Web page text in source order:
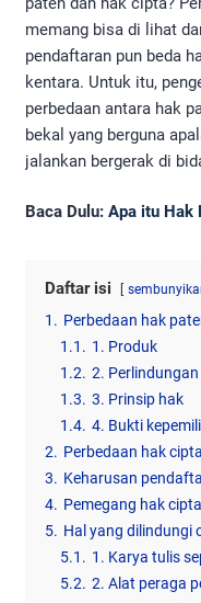
memang bisa di lihat
pendaftaran pun beda
kentara. Untuk itu,
perbedaan antara hak
bekal yang berguna
jalankan bergerak di
Baca Dulu: Apa itu Hak
Daftar isi
1. Perbedaan hak
1.1. 1. Produk
1.2. 2. Perlindungan
1.3. 3. Prinsip hak
1.4. 4. Bukti
2. Perbedaan hak
3. Keharusan
4. Pemegang hak cipta
5. Hal yang dilindungi
5.1. 1. Karya tulis
5.2. 2. Alat peraga